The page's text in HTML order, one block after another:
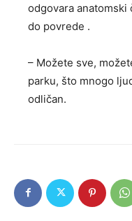
odgovara
do povrede .
– Možete sve,
parku, što mnogo
odličan.